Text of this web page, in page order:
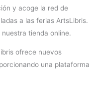
y acoge la red de
a las ferias ArtsLibris.
tienda online.
ofrece nuevos
una plataforma